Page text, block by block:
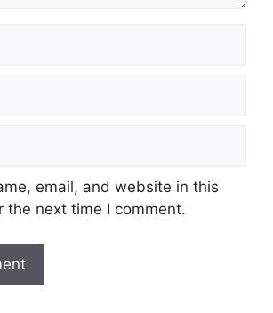
akan dipanggil ke
maklumat anda yang telah
permohonan mereka tidak
email, and website in this
the next time I comment.